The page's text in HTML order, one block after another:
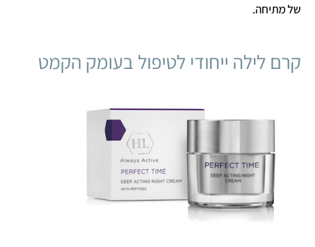
של מתיחה.
קרם לילה ייחודי לטיפול בעומק הקמט